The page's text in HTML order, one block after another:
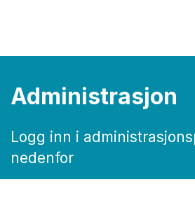
Administrasjon
Logg inn i
nedenfor